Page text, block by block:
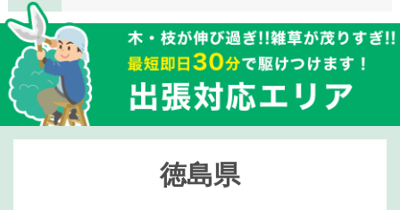
徳島県